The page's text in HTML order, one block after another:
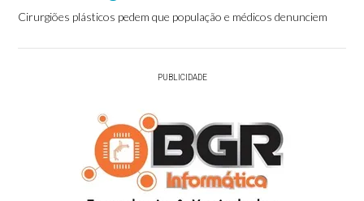
Cirurgiões plásticos pedem que população e médicos denunciem
PUBLICIDADE